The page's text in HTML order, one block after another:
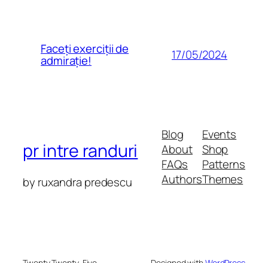
Faceți exerciții de
admirație! 17/05/2024
pr intre randuri
by ruxandra predescu
Blog
About
FAQs
Authors
Events
Shop
Patterns
Themes